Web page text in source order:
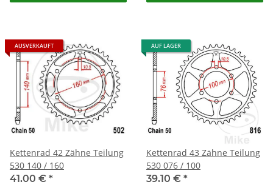
AUSVERKAUFT
Kettenrad 42 Zähne Teilung
530 140 / 160
41,00 € *
AUF LAGER
Kettenrad 43 Zähne Teilung
530 076 / 100
39,10 € *